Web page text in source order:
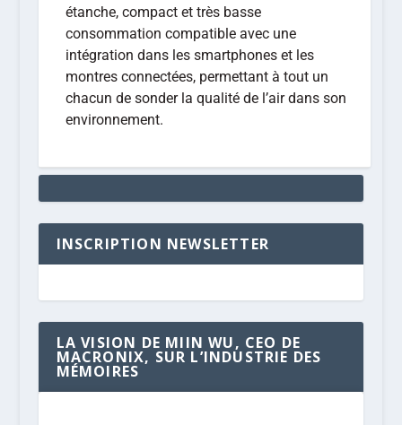
étanche, compact et très basse
consommation compatible avec une
intégration dans les smartphones et les
montres connectées, permettant à tout un
chacun de sonder la qualité de l’air dans son
environnement.
INSCRIPTION NEWSLETTER
LA VISION DE MIIN WU, CEO DE
MACRONIX, SUR L’INDUSTRIE DES
MÉMOIRES